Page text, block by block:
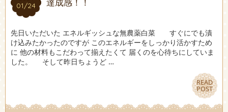
01/24
01/24
先日いただいた エネルギッシュな無農薬白菜 すぐにでも漬
け込みたかったのですが このエネルギーをしっかり活かすため
に 他の材料もこだわって揃えたくて 届くのを心待ちにしていま
した。 そして昨日ちょうど …
READ
POST
READ
POST